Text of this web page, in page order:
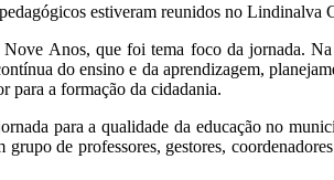
estiveram reunidos no
Anos, que foi tema foco da jornada.
do ensino e da aprendizagem,
para a formação da cidadania.
para a qualidade da educação no
de professores, gestores,